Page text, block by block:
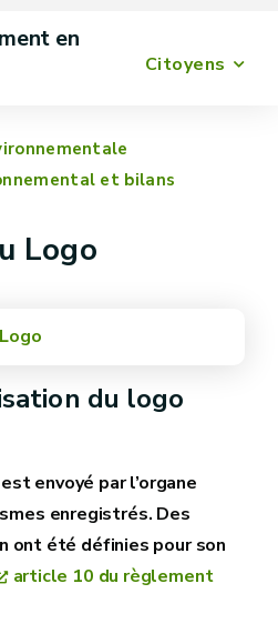
Citoyens
en
et bilans
Logo
du logo
envoyé par l’organe
enregistrés. Des
ont été définies pour son
article 10 du règlement